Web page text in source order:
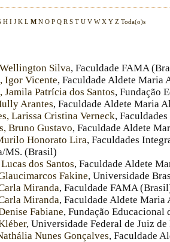
H I J K L M N O P Q R S T U V W X Y Z Toda(o)s
Silva, Faculdade FAMA
Igor Vicente, Faculdade Aldete Maria
Jamila Patrícia dos Santos, Fundação
Arantes, Faculdade Aldete Maria
Larissa Cristina Verneck,
Bruno Gustavo, Faculdade Aldete
Honorato Lira, Faculdades
MS. (Brasil)
dos Santos, Faculdade Aldete
Fakine, Universidade
Miranda, Faculdade FAMA
Miranda, Faculdade Aldete
Fabiane, Fundação Educacional
, Universidade Federal de Juiz
Nunes Gonçalves, Faculdade